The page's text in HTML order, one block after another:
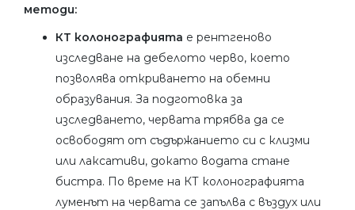
методи:
КТ колонографията е рентгеново
изследване на дебелото черво, което
позволява откриването на обемни
образувания. За подготовка за
изследването, червата трябва да се
освободят от съдържанието си с клизми
или лаксативи, докато водата стане
бистра. По време на КТ колонографията
луменът на червата се запълва с въздух или